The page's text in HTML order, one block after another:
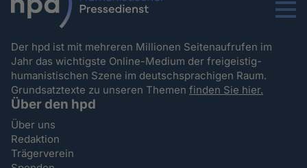
Menu
Der hpd ist mit mehreren Millionen Seitenaufrufen im
Jahr das wichtigste Online-Medium der freigeistig-
humanistischen Szene im deutschsprachigen Raum.
Grundsatztexte zu unseren Themenfinden Sie hier.
Über den hpd
Über uns
Redaktion
Trägerverein